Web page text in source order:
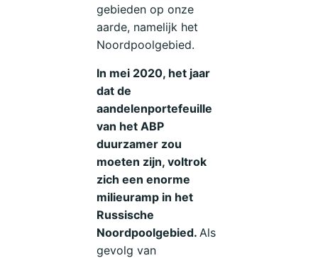
gebieden op onze
aarde, namelijk het
Noordpoolgebied.
In mei 2020, het jaar
dat de
aandelenportefeuille
van het ABP
duurzamer zou
moeten zijn, voltrok
zich een enorme
milieuramp in het
Russische
Noordpoolgebied. Als
gevolg van